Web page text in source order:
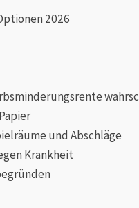
2026
und Abschläge
Krankheit